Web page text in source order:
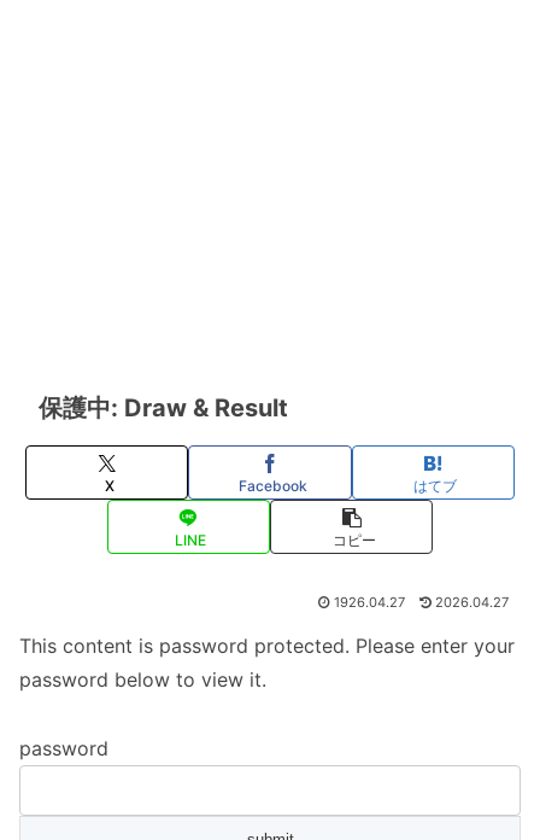
保護中: Draw & Result
X Facebook はてブ
LINE コピー
1926.04.27 2026.04.27
This content is password protected. Please enter your
password below to view it.
password